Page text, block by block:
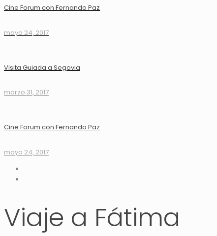
Cine Forum con Fernando Paz
mayo 24, 2017
Visita Guiada a Segovia
marzo 31, 2017
Cine Forum con Fernando Paz
mayo 24, 2017
Viaje a Fátima